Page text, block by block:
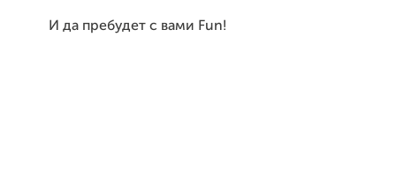
И да пребудет с вами Fun!